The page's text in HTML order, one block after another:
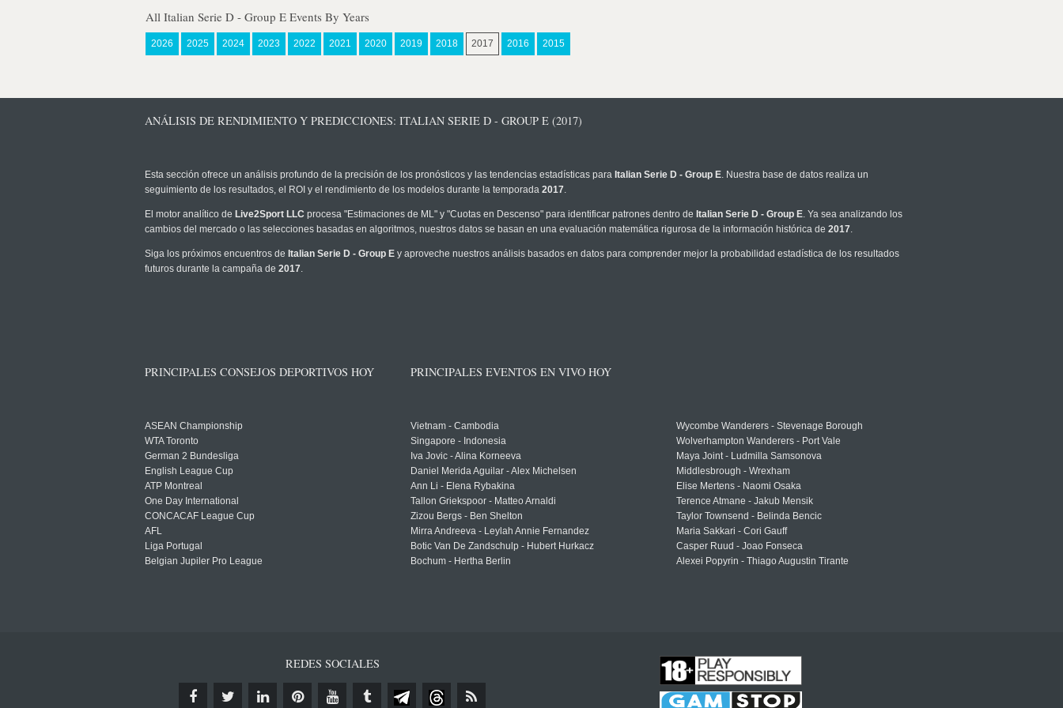
All Italian Serie D - Group E Events By Years
2026 2025 2024 2023 2022 2021 2020 2019 2018 2017 2016 2015
ANÁLISIS DE RENDIMIENTO Y PREDICCIONES: ITALIAN SERIE D - GROUP E (2017)
Esta sección ofrece un análisis profundo de la precisión de los pronósticos y las tendencias estadísticas para Italian Serie D - Group E. Nuestra base de datos realiza un
seguimiento de los resultados, el ROI y el rendimiento de los modelos durante la temporada 2017.
El motor analítico de Live2Sport LLC procesa "Estimaciones de ML" y "Cuotas en Descenso" para identificar patrones dentro de Italian Serie D - Group E. Ya sea analizando los
cambios del mercado o las selecciones basadas en algoritmos, nuestros datos se basan en una evaluación matemática rigurosa de la información histórica de 2017.
Siga los próximos encuentros de Italian Serie D - Group E y aproveche nuestros análisis basados en datos para comprender mejor la probabilidad estadística de los resultados
futuros durante la campaña de 2017.
PRINCIPALES CONSEJOS DEPORTIVOS HOY
ASEAN Championship
WTA Toronto
German 2 Bundesliga
English League Cup
ATP Montreal
One Day International
CONCACAF League Cup
AFL
Liga Portugal
Belgian Jupiler Pro League
PRINCIPALES EVENTOS EN VIVO HOY
Vietnam - Cambodia
Singapore - Indonesia
Iva Jovic - Alina Korneeva
Daniel Merida Aguilar - Alex Michelsen
Ann Li - Elena Rybakina
Tallon Griekspoor - Matteo Arnaldi
Zizou Bergs - Ben Shelton
Mirra Andreeva - Leylah Annie Fernandez
Botic Van De Zandschulp - Hubert Hurkacz
Bochum - Hertha Berlin
Wycombe Wanderers - Stevenage Borough
Wolverhampton Wanderers - Port Vale
Maya Joint - Ludmilla Samsonova
Middlesbrough - Wrexham
Elise Mertens - Naomi Osaka
Terence Atmane - Jakub Mensik
Taylor Townsend - Belinda Bencic
Maria Sakkari - Cori Gauff
Casper Ruud - Joao Fonseca
Alexei Popyrin - Thiago Augustin Tirante
REDES SOCIALES